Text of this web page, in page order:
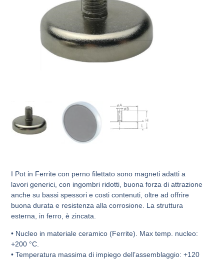
I Pot in Ferrite con perno filettato sono magneti adatti a
lavori generici, con ingombri ridotti, buona forza di attrazione
anche su bassi spessori e costi contenuti, oltre ad offrire
buona durata e resistenza alla corrosione. La struttura
esterna, in ferro, è zincata.
• Nucleo in materiale ceramico (Ferrite). Max temp. nucleo:
+200 °C.
• Temperatura massima di impiego dell’assemblaggio: +120